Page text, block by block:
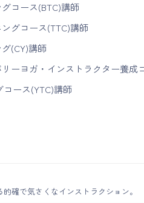
コース(BTC)講師
グコース(TTC)講師
(CY)講師
ーヨガ・インストラクター養成
ース(YTC)講師
確で気さくなインストラクション。